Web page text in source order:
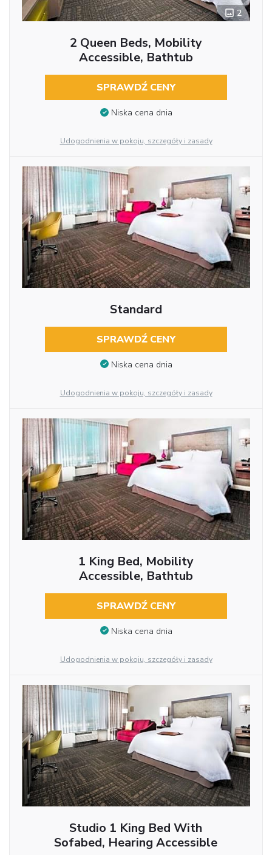
2
2 Queen Beds, Mobility
Accessible, Bathtub
SPRAWDŹ CENY
Niska cena dnia
Udogodnienia w pokoju, szczegóły i zasady
Standard
SPRAWDŹ CENY
Niska cena dnia
Udogodnienia w pokoju, szczegóły i zasady
1 King Bed, Mobility
Accessible, Bathtub
SPRAWDŹ CENY
Niska cena dnia
Udogodnienia w pokoju, szczegóły i zasady
Studio 1 King Bed With
Sofabed, Hearing Accessible